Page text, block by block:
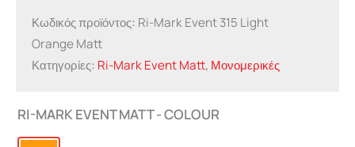
Κωδικός προϊόντος: Ri-Mark Event 315 Light
Orange Matt
Κατηγορίες: Ri-Mark Event Matt, Μονομερικές
RI-MARK EVENT MATT - COLOUR